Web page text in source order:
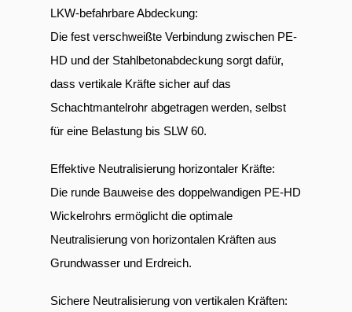
LKW-befahrbare Abdeckung:
Die fest verschweißte Verbindung zwischen PE-
HD und der Stahlbetonabdeckung sorgt dafür,
dass vertikale Kräfte sicher auf das
Schachtmantelrohr abgetragen werden, selbst
für eine Belastung bis SLW 60.
Effektive Neutralisierung horizontaler Kräfte:
Die runde Bauweise des doppelwandigen PE-HD
Wickelrohrs ermöglicht die optimale
Neutralisierung von horizontalen Kräften aus
Grundwasser und Erdreich.
Sichere Neutralisierung von vertikalen Kräften: